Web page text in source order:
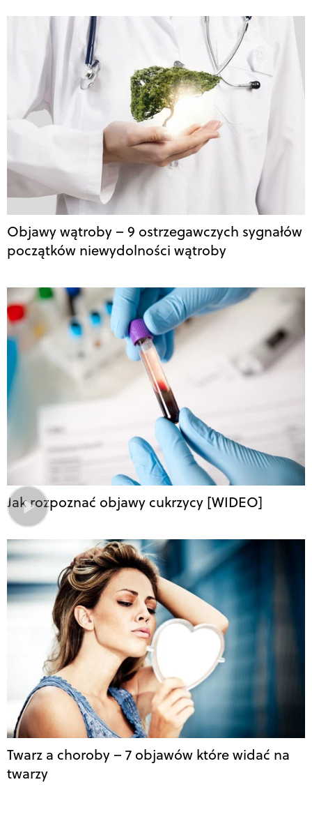
Objawy wątroby – 9 ostrzegawczych sygnałów
początków niewydolności wątroby
Jak rozpoznać objawy cukrzycy [WIDEO]
Twarz a choroby – 7 objawów które widać na
twarzy